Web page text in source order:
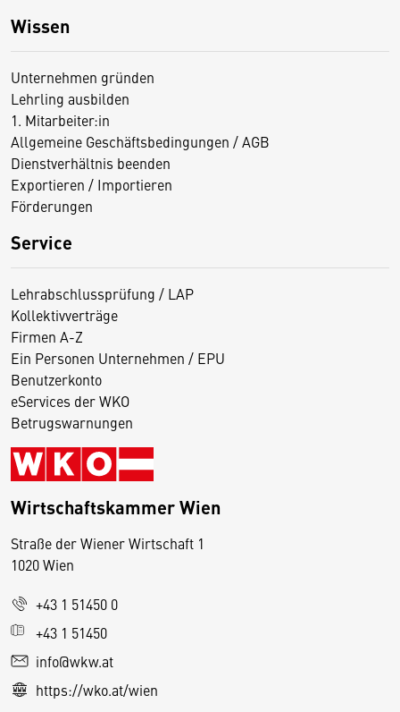
Wissen
Unternehmen gründen
Lehrling ausbilden
1. Mitarbeiter:in
Allgemeine Geschäftsbedingungen / AGB
Dienstverhältnis beenden
Exportieren / Importieren
Förderungen
Service
Lehrabschlussprüfung / LAP
Kollektivverträge
Firmen A-Z
Ein Personen Unternehmen / EPU
Benutzerkonto
eServices der WKO
Betrugswarnungen
Wirtschaftskammer Wien
Straße der Wiener Wirtschaft 1
1020 Wien
+43 1 51450 0
+43 1 51450
info@wkw.at
https://wko.at/wien
D
e
s